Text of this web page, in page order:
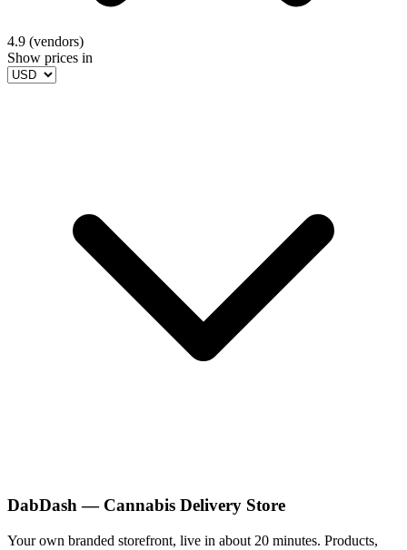
4.9 (vendors)
Show prices in
DabDash — Cannabis Delivery Store
Your own branded storefront, live in about 20 minutes. Products,